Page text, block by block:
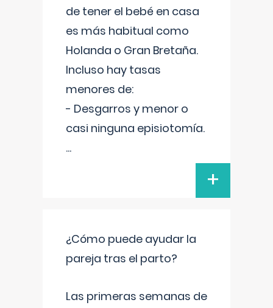
de tener el bebé en casa
es más habitual como
Holanda o Gran Bretaña.
Incluso hay tasas
menores de:
- Desgarros y menor o
casi ninguna episiotomía.
...
+
¿Cómo puede ayudar la
pareja tras el parto?
Las primeras semanas de